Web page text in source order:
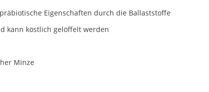
Eigenschaften durch die Ballaststoffe
kann köstlich gelöffelt werden
Minze